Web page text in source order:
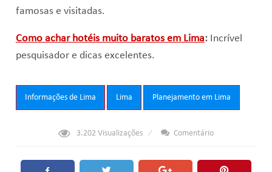
famosas e visitadas.
Como achar hotéis muito baratos em Lima:Incrível
pesquisador e dicas excelentes.
Tags:
Informações de Lima Lima Planejamento em Lima
3.202 Visualizações Comentário